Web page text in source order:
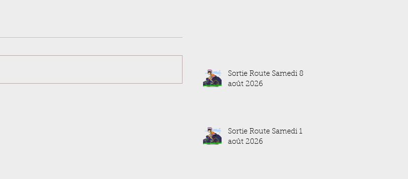
Sortie Route Samedi 8
août 2026
Sortie Route Samedi 1
août 2026